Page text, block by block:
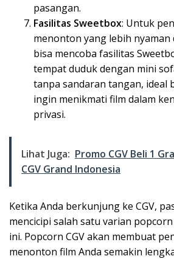
pasangan.
Fasilitas Sweetbox: Untuk
menonton yang lebih nyaman
bisa mencoba fasilitas
tempat duduk dengan mini
tanpa sandaran tangan, ideal
ingin menikmati film dalam
privasi.
Lihat Juga: Promo CGV Beli 1
CGV Grand Indonesia
Ketika Anda berkunjung ke CGV,
mencicipi salah satu varian
ini. Popcorn CGV akan membuat
menonton film Anda semakin